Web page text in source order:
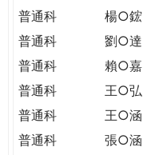
普通科
楊○鋐
普通科
劉○達
普通科
賴○嘉
普通科
王○弘
普通科
王○涵
普通科
張○涵